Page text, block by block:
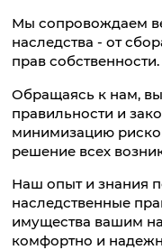
Мы сопровождаем
наследства - от
прав собственности.
Обращаясь к нам,
правильности и
минимизацию
решение всех
Наш опыт и знания
наследственные
имущества вашим
комфортно и